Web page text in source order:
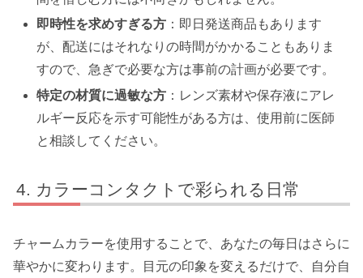
即時性を求めすぎる方 ：即日発送商品もあります
が、配送にはそれなりの時間がかかることもありま
すので、急ぎで必要な方は事前の計画が必要です。
特定の材質に過敏な方 ：レンズ素材や保存液にアレ
ルギー反応を示す可能性がある方は、使用前に医師
と相談してください。
カラーコンタクトで彩られる日常
チャームカラーを使用することで、あなたの毎日はさらに
華やかに変わります。目元の印象を変えるだけで、自分自